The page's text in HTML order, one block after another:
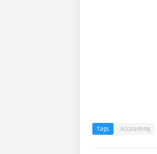
Tags Accounting